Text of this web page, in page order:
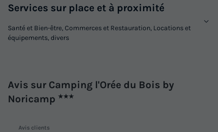
Services sur place et à proximité
Santé et Bien-être, Commerces et Restauration, Locations et
équipements, divers
Avis sur Camping l'Orée du Bois by
Noricamp ★★★
Avis clients